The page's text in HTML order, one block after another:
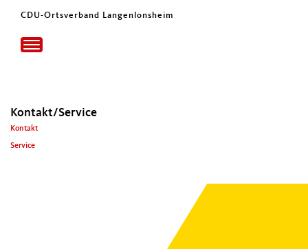
CDU-Ortsverband Langenlonsheim
Toggle
navigation
Kontakt/Service
Kon­takt
Ser­vice